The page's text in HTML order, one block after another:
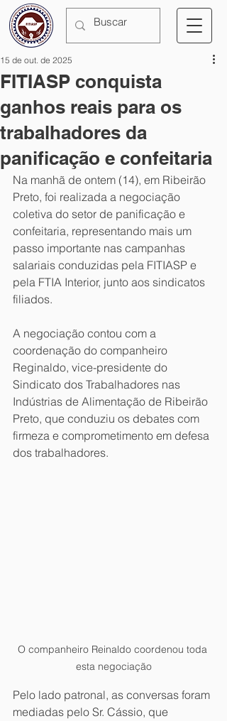
FITIASP conquista
ganhos reais para os
trabalhadores da
panificação e confeitaria
15 de out. de 2025
Na manhã de ontem (14), em Ribeirão
Preto, foi realizada a negociação
coletiva do setor de panificação e
confeitaria, representando mais um
passo importante nas campanhas
salariais conduzidas pela FITIASP e
pela FTIA Interior, junto aos sindicatos
filiados.
A negociação contou com a
coordenação do companheiro
Reginaldo, vice-presidente do
Sindicato dos Trabalhadores nas
Indústrias de Alimentação de Ribeirão
Preto, que conduziu os debates com
firmeza e comprometimento em defesa
dos trabalhadores.
O companheiro Reinaldo coordenou toda
esta negociação
Pelo lado patronal, as conversas foram
mediadas pelo Sr. Cássio, que